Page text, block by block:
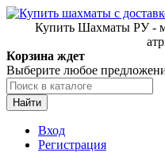
Купить Шахматы РУ -
Корзина ждет
Выберите любое
Найти
Вход
Регистрация